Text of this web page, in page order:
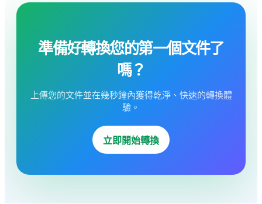
準備好轉換您的第一個文件了
嗎？
上傳您的文件並在幾秒鐘內獲得乾淨、快速的轉換體
驗。
立即開始轉換